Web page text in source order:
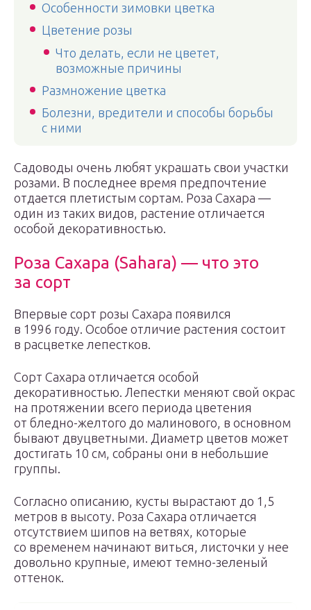
Особенности зимовки цветка
Цветение розы
Что делать, если не цветет,
возможные причины
Размножение цветка
Болезни, вредители и способы борьбы
с ними
Садоводы очень любят украшать свои участки
розами. В последнее время предпочтение
отдается плетистым сортам. Роза Сахара —
один из таких видов, растение отличается
особой декоративностью.
Роза Сахара (Sahara) — что это
за сорт
Впервые сорт розы Сахара появился
в 1996 году. Особое отличие растения состоит
в расцветке лепестков.
Сорт Сахара отличается особой
декоративностью. Лепестки меняют свой окрас
на протяжении всего периода цветения
от бледно-желтого до малинового, в основном
бывают двуцветными. Диаметр цветов может
достигать 10 см, собраны они в небольшие
группы.
Согласно описанию, кусты вырастают до 1,5
метров в высоту. Роза Сахара отличается
отсутствием шипов на ветвях, которые
со временем начинают виться, листочки у нее
довольно крупные, имеют темно-зеленый
оттенок.